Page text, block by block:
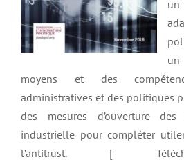
un
moyens et des
administratives et des politiques
des mesures d’ouverture
industrielle pour compléter
l’antitrust. [